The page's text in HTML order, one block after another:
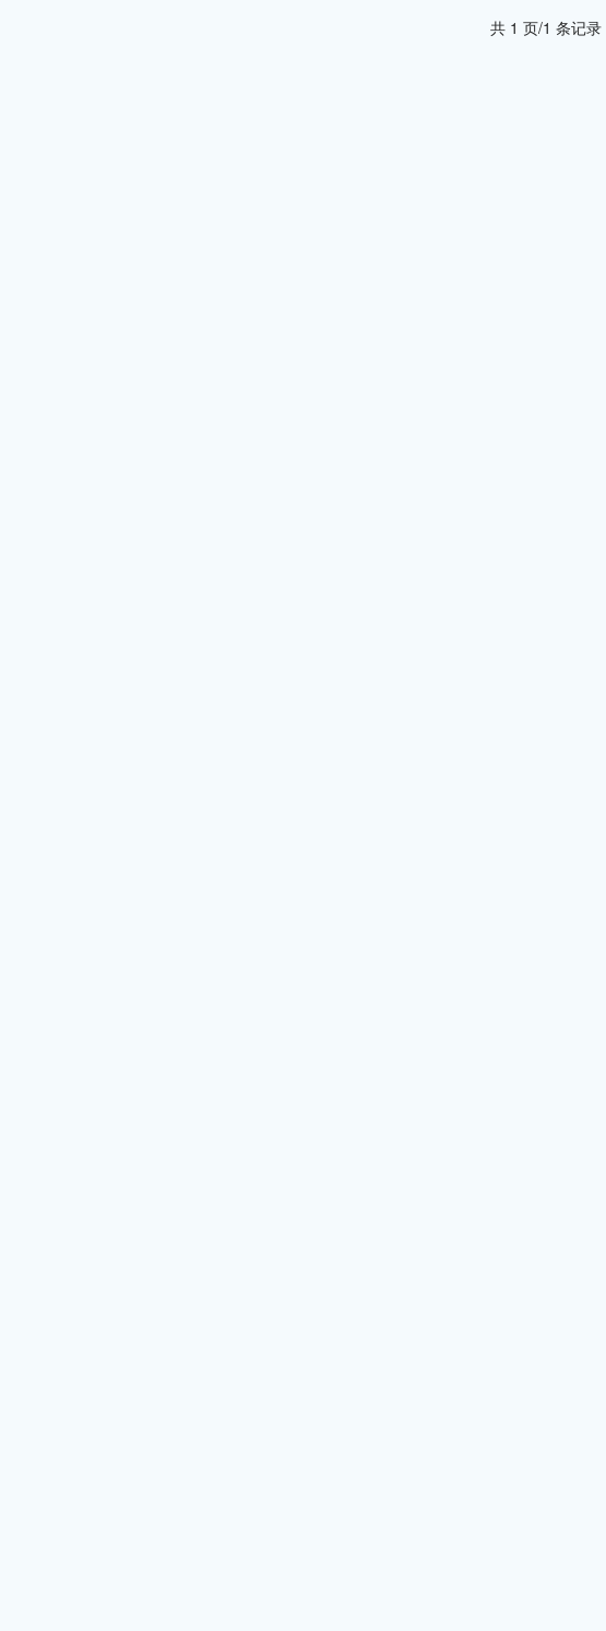
共 1 页/1 条记录